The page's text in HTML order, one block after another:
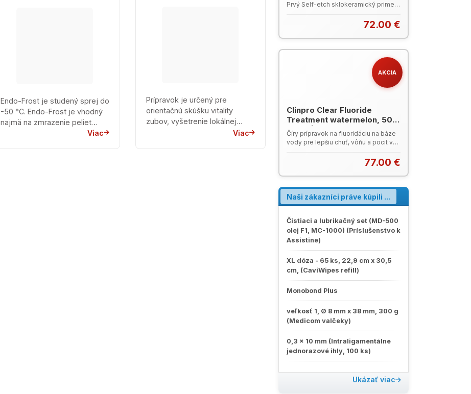
Endo-Frost je studený sprej do
-50 °C. Endo-Frost je vhodný
najmä na zmrazenie peliet
Viac
Prípravok je určený pre
orientačnú skúšku vitality
zubov, vyšetrenie lokálnej
infekcie. Ak po jeho aplikácii
Viac
Prvý Self-etch sklokeramický primer,
72.00 €
AKCIA
Clinpro Clear Fluoride
Treatment watermelon, 50
ks - VÝPREDAJ
Číry prípravok na fluoridáciu na báze
vody pre lepšiu chuť, vôňu a pocit v
neobsahuje živicu ani bežné
fluoridu pri nižšom dávkovaní.
Minimálna doba aplikácie iba 15 minút.
Receptúra s pripraveným
uvoľňovaním obsahuje inovatívnu
fosforečnanu vápenatého. Zloženie
neškodí odsávacím zariadeniam.
Leták Clinpro Clear Fluoride
77.00 €
Naši zákazníci práve kúpili ...
Čistiaci a lubrikačný set (MD-500
olej F1, MC-1000) (Príslušenstvo k
Assistine)
XL dóza - 65 ks, 22,9 cm x 30,5
cm, (CaviWipes refill)
Monobond Plus
veľkosť 1, Ø 8 mm x 38 mm, 300 g
(Medicom valčeky)
0,3 x 10 mm (Intraligamentálne
jednorazové ihly, 100 ks)
Ukázať viac